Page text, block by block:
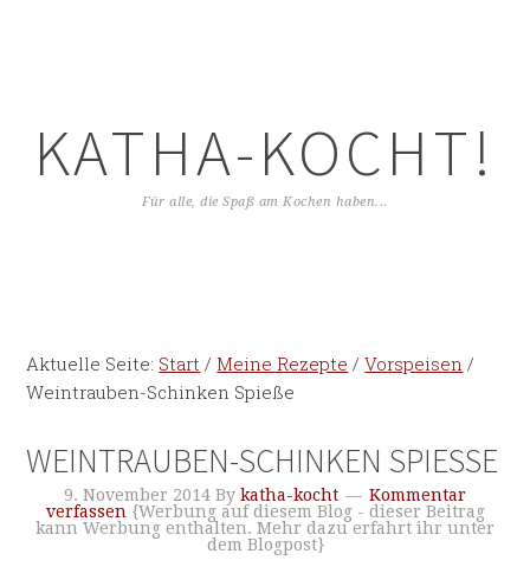
KATHA-KOCHT!
Für alle, die Spaß am Kochen haben...
Aktuelle Seite: Start / Meine Rezepte / Vorspeisen /
Weintrauben-Schinken Spieße
WEINTRAUBEN-SCHINKEN SPIESSE
9. November 2014 By katha-kocht
Kommentar
verfassen {Werbung auf diesem Blog - dieser Beitrag
kann Werbung enthalten. Mehr dazu erfahrt ihr unter
dem Blogpost}